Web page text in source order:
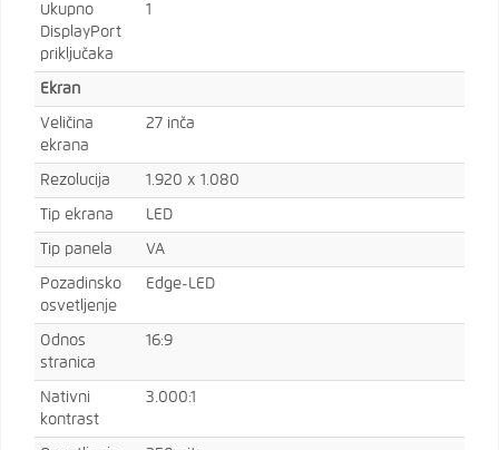
Ukupno
DisplayPort
priključaka
1
Ekran
Veličina
ekrana
27 inča
Rezolucija 1.920 x 1.080
Tip ekrana LED
Tip panela VA
Pozadinsko
osvetljenje
Edge-LED
Odnos
stranica
16:9
Nativni
kontrast
3.000:1